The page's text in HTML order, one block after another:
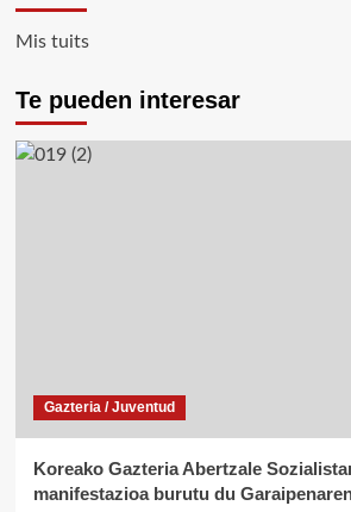
Levantamiento
del
de
Marzo
Mis tuits
Te pueden interesar
Gazteria / Juventud
Koreako Gazteria Abertzale
manifestazioa burutu du